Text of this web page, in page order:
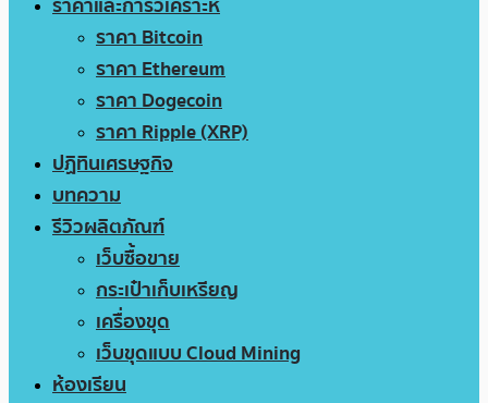
ราคา Bitcoin
ราคา Ethereum
ราคา Dogecoin
ราคา Ripple (XRP)
ปฏิทินเศรษฐกิจ
บทความ
รีวิวผลิตภัณฑ์
เว็บซื้อขาย
กระเป๋าเก็บเหรียญ
เครื่องขุด
เว็บขุดแบบ Cloud Mining
ห้องเรียน